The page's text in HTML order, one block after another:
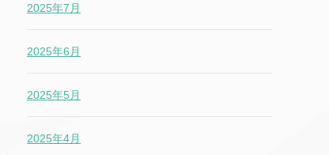
2025年7月
2025年6月
2025年5月
2025年4月